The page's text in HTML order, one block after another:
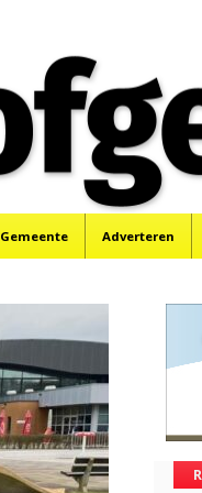
Gemeente Adverteren